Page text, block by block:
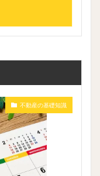
不動産の基礎知識